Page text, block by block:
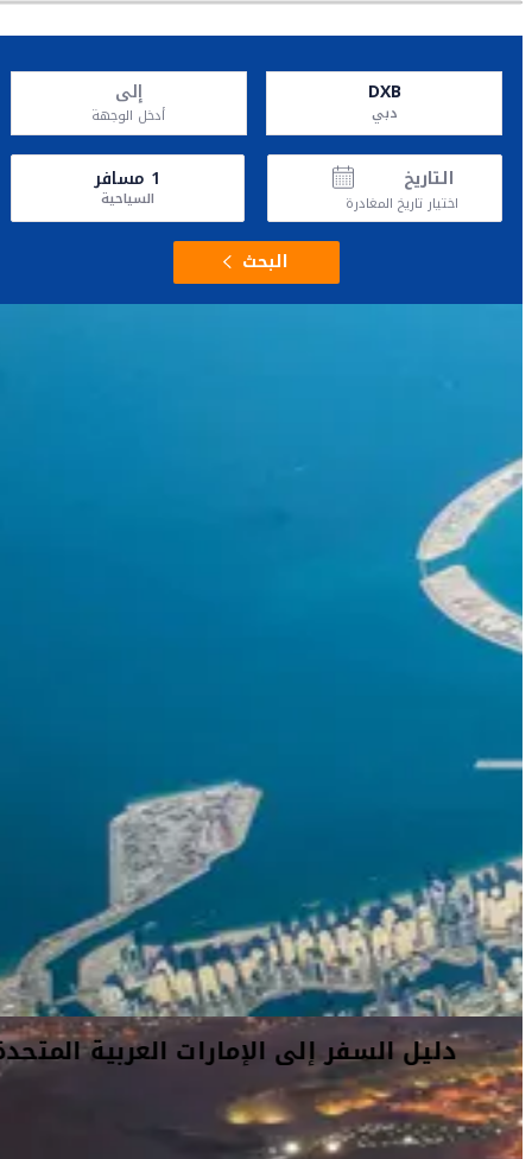
DXB
دبي
إلى
أدخل الوجهة
التاريخ
اختيار تاريخ المغادرة
1 مسافر
السياحية
البحث
دليل السفر إلى الإمارات العربية
تُعتبر الإمارات العربية المتحدة بوتقةً تنصهر فيها ثقافات العالم وقد
أثبتت نفسها كمحورٍ إقليمي للخدمات المالية، وقطاعات التجزئة،